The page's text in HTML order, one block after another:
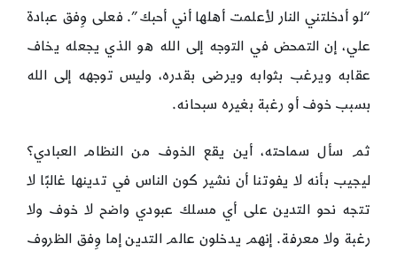
“لو أدخلتني النار لأعلمت أهلها أني أحبك”. فعلى وِفق عبادة
علي، إن التمحض في التوجه إلى الله هو الذي يجعله يخاف
عقابه ويرغب بثوابه ويرضى بقدره، وليس توجهه إلى الله
بسبب خوف أو رغبة بغيره سبحانه.
ثم سأل سماحته، أين يقع الخوف من النظام العبادي؟
ليجيب بأنه لا يفوتنا أن نشير كون الناس في تدينها غالبًا لا
تتجه نحو التدين على أي مسلك عبودي واضح لا خوف ولا
رغبة ولا معرفة. إنهم يدخلون عالم التدين إما وِفق الظروف